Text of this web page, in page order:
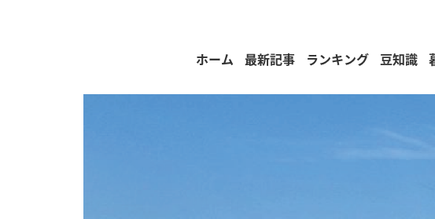
ホーム 最新記事 ランキング 豆知識